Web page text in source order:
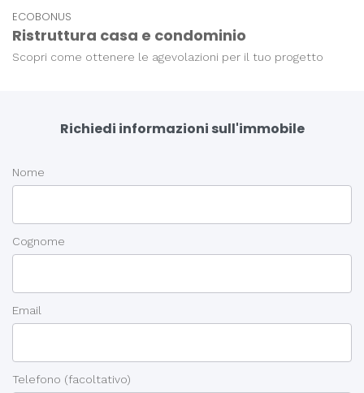
ECOBONUS
Ristruttura casa e condominio
Scopri come ottenere le agevolazioni per il tuo progetto
Richiedi informazioni sull'immobile
Nome
Cognome
Email
Telefono (facoltativo)